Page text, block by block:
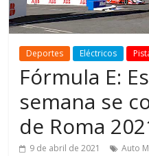
Deportes Eléctricos
Fórmula E:
semana se
de Roma
9 de abril de 2021 Auto